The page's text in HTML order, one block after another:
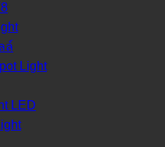
ล์
Light
LED